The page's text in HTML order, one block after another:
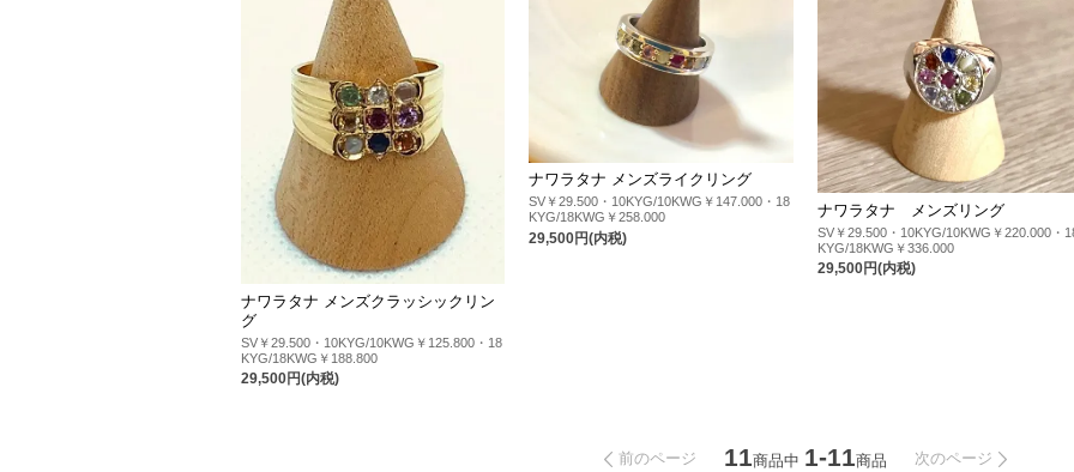
ナワラタナ メンズクラッシックリン
グ
SV￥29.500・10KYG/10KWG￥125.800・18
KYG/18KWG￥188.800
29,500円(内税)
ナワラタナ メンズライクリング
SV￥29.500・10KYG/10KWG￥147.000・18
KYG/18KWG￥258.000
29,500円(内税)
ナワラタナ メンズリング
SV￥29.500・10KYG/10KWG￥220.000・
KYG/18KWG￥336.000
29,500円(内税)
前のページ 11商品中 1-11商品 次のページ